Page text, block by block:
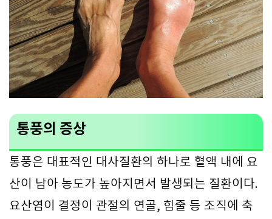
통풍의 증상
통풍은 대표적인 대사질환의 하나로 혈액 내에 요
산이 남아 농도가 높아지면서 발생되는 질환이다.
요산염이 결정이 관절의 연골, 힘줄 등 조직에 축